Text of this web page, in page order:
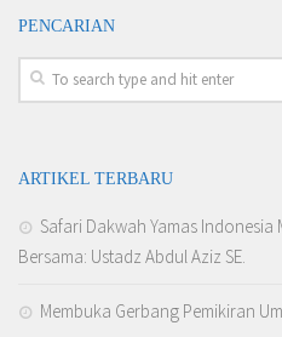
PENCARIAN
ARTIKEL TERBARU
Safari Dakwah Yamas Indonesia
Bersama: Ustadz Abdul Aziz SE.
Membuka Gerbang Pemikiran